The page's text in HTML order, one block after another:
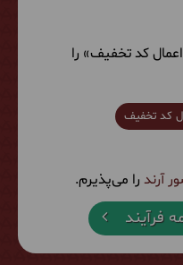
کد تخفیف» را
کد تخفیف
آرند را می‌پذیرم.
فرآیند